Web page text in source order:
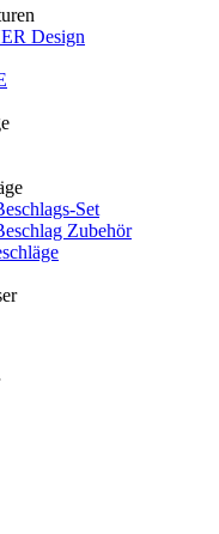
Design
Set
Zubehör